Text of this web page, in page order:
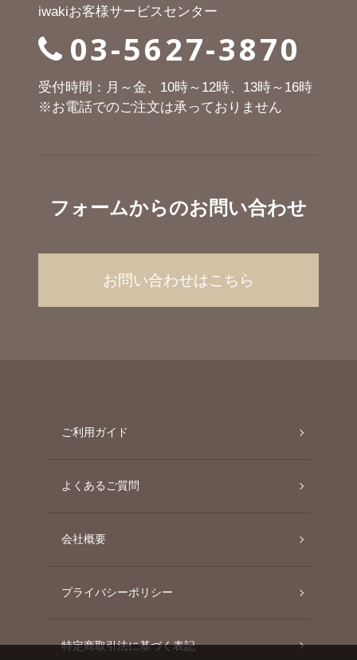
iwakiお客様サービスセンター
03-5627-3870
受付時間：月～金、10時～12時、13時～16時
※お電話でのご注文は承っておりません
フォームからのお問い合わせ
お問い合わせはこちら
ご利用ガイド
よくあるご質問
会社概要
プライバシーポリシー
特定商取引法に基づく表記